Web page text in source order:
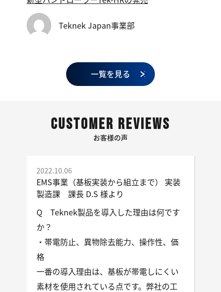
Teknek Japan事業部
一覧を見る
CUSTOMER REVIEWS
お客様の声
2022.10.06
EMS事業（基板実装から組立まで） 実装
製造課 課長 D.S 様より
Q Teknek製品を導入した理由は何です
か？
・帯電防止、異物除去能力、操作性、価
格
一番の導入理由は、基板が帯電しにくい
素材を使用されている点です。弊社の工